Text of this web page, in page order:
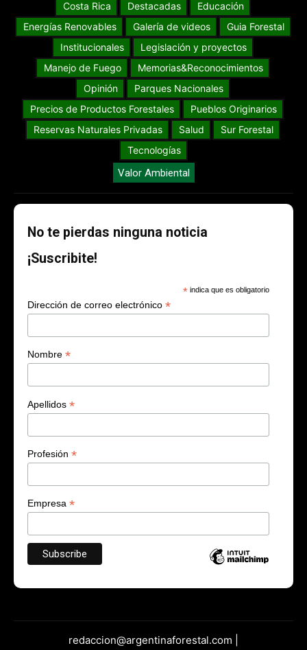
Costa Rica
Destacadas
Educación
Energías Renovables
Galería de videos
Guia Forestal
Institucionales
Legislación y proyectos
Manejo de Fuego
Memorias&Reconocimientos
Opinión
Parques Nacionales
Precios de Productos Forestales
Pueblos Originarios
Reservas Naturales Privadas
Salud
Sur Forestal
Tecnologías
Valor Ambiental
No te pierdas ninguna noticia
¡Suscribite!
* indica que es obligatorio
Dirección de correo electrónico *
Nombre *
Apellidos *
Profesión *
Empresa *
redaccion@argentinaforestal.com |